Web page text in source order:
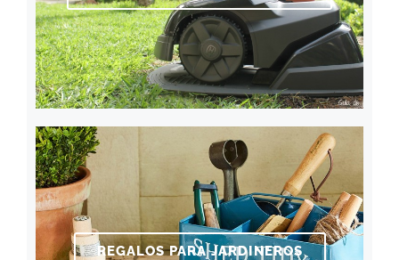
REGALOS PARA JARDINEROS